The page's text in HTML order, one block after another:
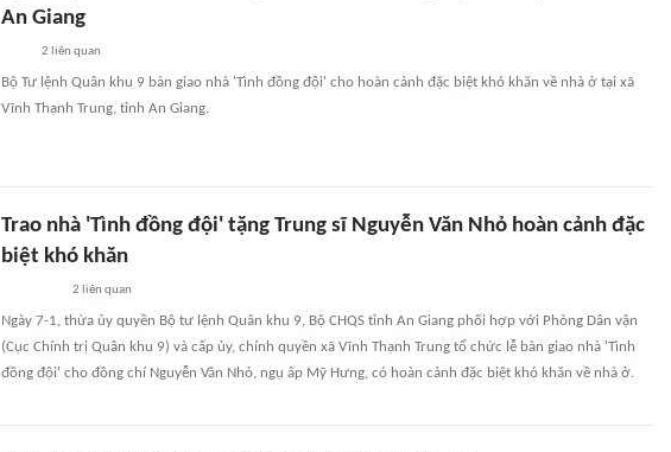
An Giang
2 liên quan
Bộ Tư lệnh Quân khu 9 bàn giao nhà 'Tình đồng đội' cho hoàn cảnh đặc biệt khó khăn về nhà ở tại xã
Vĩnh Thạnh Trung, tỉnh An Giang.
Trao nhà 'Tình đồng đội' tặng Trung sĩ Nguyễn Văn Nhỏ hoàn cảnh đặc
biệt khó khăn
2 liên quan
Ngày 7-1, thừa ủy quyền Bộ tư lệnh Quân khu 9, Bộ CHQS tỉnh An Giang phối hợp với Phòng Dân vận
(Cục Chính trị Quân khu 9) và cấp ủy, chính quyền xã Vĩnh Thạnh Trung tổ chức lễ bàn giao nhà 'Tình
đồng đội' cho đồng chí Nguyễn Văn Nhỏ, ngụ ấp Mỹ Hưng, có hoàn cảnh đặc biệt khó khăn về nhà ở.